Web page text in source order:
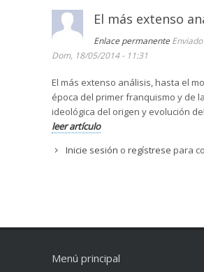
El más extenso
Enlace permanente
Dom, 18/05/2014 - 11:31
El más extenso análisis, hasta el
época del primer franquismo y de
ideológica del origen y evolución
leer artículo
Inicie sesión o regístrese para
Menú principal